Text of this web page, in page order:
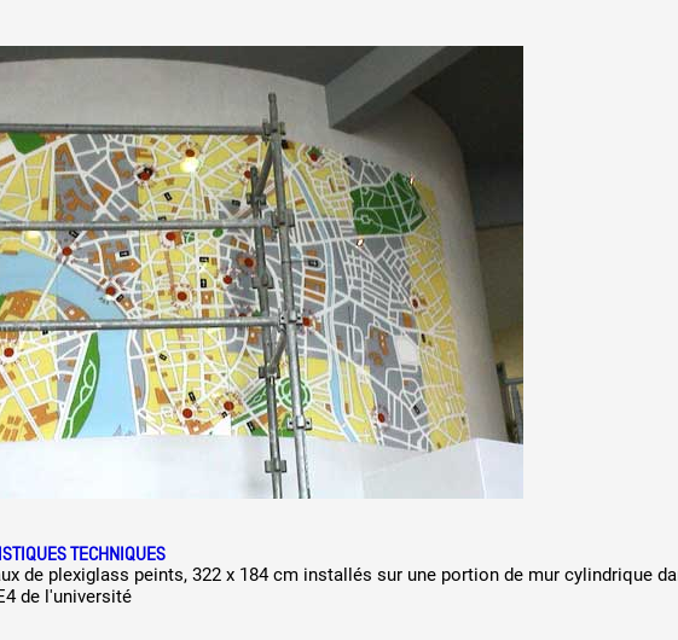
public
TECHNIQUES
de plexiglass peints, 322 x 184 cm installés sur une portion de mur cylindrique
de l'université